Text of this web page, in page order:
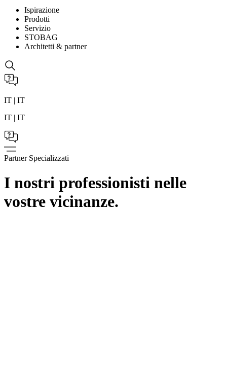
Ispirazione
Prodotti
Servizio
STOBAG
Architetti & partner
IT | IT
IT | IT
Partner Specializzati
I nostri professionisti nelle
vostre vicinanze.